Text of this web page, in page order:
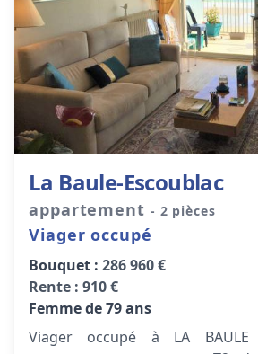
La Baule-Escoublac
appartement - 2 pièces
Viager occupé
Bouquet : 286 960 €
Rente : 910 €
Femme de 79 ans
Viager occupé à LA